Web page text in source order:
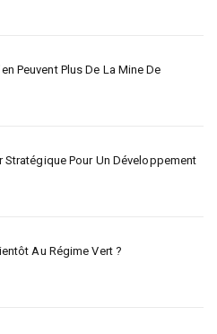
Peuvent Plus De La Mine De
Stratégique Pour Un Développement
Au Régime Vert ?